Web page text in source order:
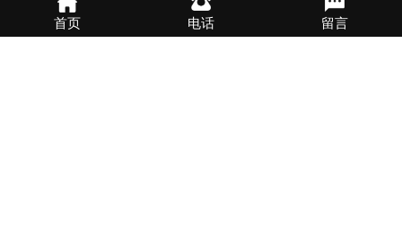
自动上料机如何提高生产线的质量控制能力？
首页 电话 留言